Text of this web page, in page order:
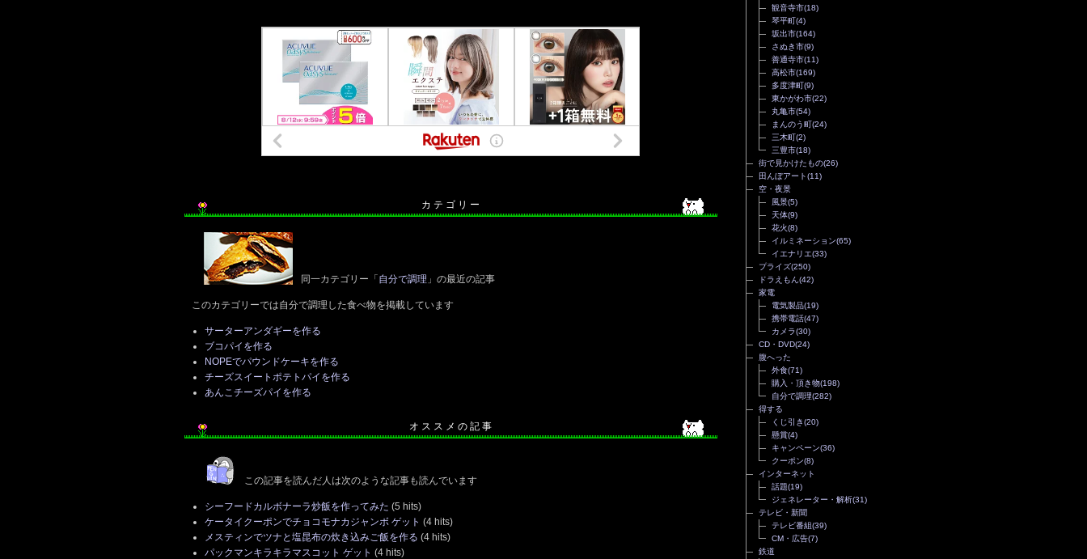
カ テ ゴ リ ー
同一カテゴリー「 自分で調理 」の最近の記事
このカテゴリーでは自分で調理した食べ物を掲載しています
サーターアンダギーを作る
ブコパイを作る
NOPEでパウンドケーキを作る
チーズスイートポテトパイを作る
あんこチーズパイを作る
オ ス ス メ の 記 事
この記事を読んだ人は次のような記事も読んでいます
シーフードカルボナーラ炒飯を作ってみた (5 hits)
ケータイクーポンでチョコモナカジャンボ ゲット (4 hits)
メスティンでツナと塩昆布の炊き込みご飯を作る (4 hits)
パックマンキラキラマスコット ゲット (4 hits)
観音寺市(18)
琴平町(4)
坂出市(164)
さぬき市(9)
善通寺市(11)
高松市(169)
多度津町(9)
東かがわ市(22)
丸亀市(54)
まんのう町(24)
三木町(2)
三豊市(18)
街で見かけたもの(26)
田んぼアート(11)
空・夜景
風景(5)
天体(9)
花火(8)
イルミネーション(65)
イエナリエ(33)
プライズ(250)
ドラえもん(42)
家電
電気製品(19)
携帯電話(47)
カメラ(30)
CD・DVD(24)
腹へった
外食(71)
購入・頂き物(198)
自分で調理(282)
得する
くじ引き(20)
懸賞(4)
キャンペーン(36)
クーポン(8)
インターネット
話題(19)
ジェネレーター・解析(31)
テレビ・新聞
テレビ番組(39)
CM・広告(7)
鉄道